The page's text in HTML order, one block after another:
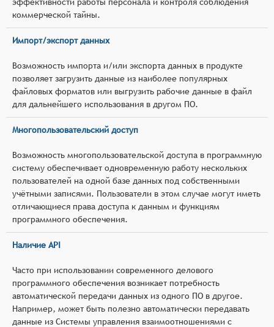
коммерческой тайны.
Импорт/экспорт данных
Возможность импорта и/или экспорта данных в продукте
позволяет загрузить данные из наиболее популярных
файловых форматов или выгрузить рабочие данные в файл
для дальнейшего использования в другом ПО.
Многопользовательский доступ
Возможность многопользовательской доступа в программную
систему обеспечивает одновременную работу нескольких
пользователей на одной базе данных под собственными
учётными записями. Пользователи в этом случае могут иметь
отличающиеся права доступа к данным и функциям
программного обеспечения.
Наличие API
Часто при использовании современного делового
программного обеспечения возникает потребность
автоматической передачи данных из одного ПО в другое.
Например, может быть полезно автоматически передавать
данные из Системы управления взаимоотношениями с